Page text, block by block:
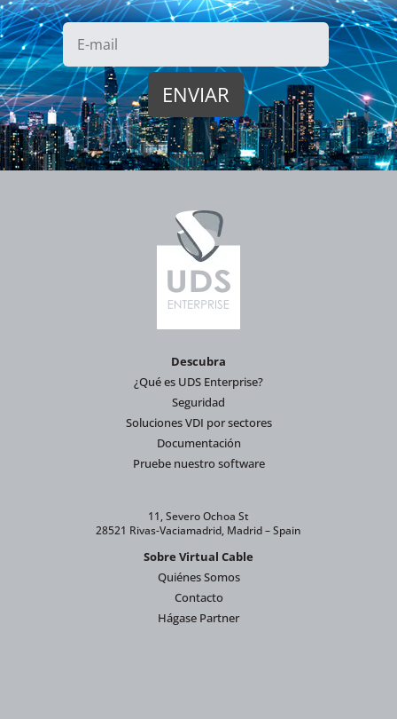
Descubra
¿Qué es UDS Enterprise?
Seguridad
Soluciones VDI por sectores
Documentación
Pruebe nuestro software
11, Severo Ochoa St
28521 Rivas-Vaciamadrid, Madrid – Spain
Sobre Virtual Cable
Quiénes Somos
Contacto
Hágase Partner